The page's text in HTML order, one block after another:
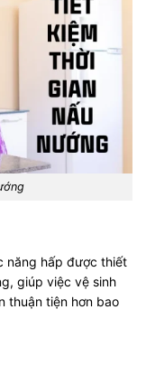
năng hấp được thiết
giúp việc vệ sinh
thuận tiện hơn bao